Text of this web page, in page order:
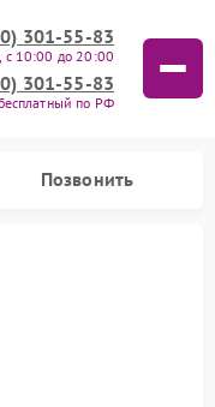
301-55-83
с 10:00 до 20:00
301-55-83
по РФ
Позвонить